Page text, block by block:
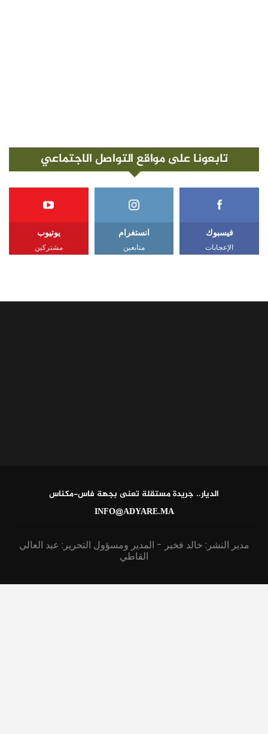
تابعونا على مواقع التواصل الاجتماعي
فيسبوك
الإعجابات
انستغرام
متابعين
يوتيوب
مشتركين
الديار.. جريدة مستقلة تعنى بجهة فاس-مكناس
INFO@ADYARE.MA
مدير النشر: خالد فخير - المدير ومسؤول التحرير: عبد العالي
القاطي